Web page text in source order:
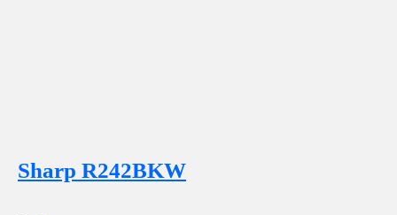
Sharp R242BKW